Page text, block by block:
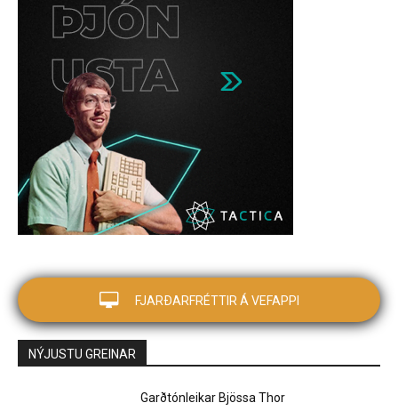
FJARÐARFRÉTTIR Á VEFAPPI
NÝJUSTU GREINAR
Garðtónleikar Bjössa Thor